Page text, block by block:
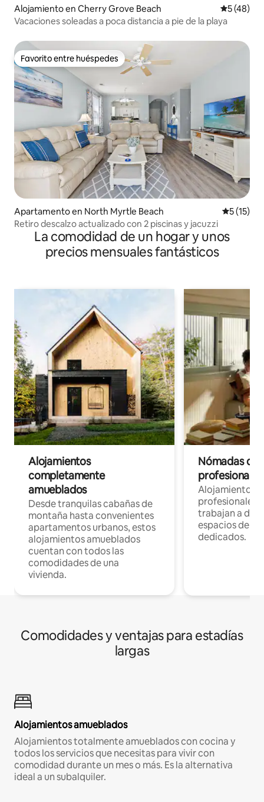
Alojamiento en Cherry Grove Beach
5 (48)
Vacaciones soleadas a poca distancia a pie de la playa
Favorito entre huéspedes
Favorito entre huéspedes
Apartamento en North Myrtle Beach
5 (15)
Retiro descalzo actualizado con 2 piscinas y jacuzzi
La comodidad de un hogar y unos
precios mensuales fantásticos
Alojamientos
completamente
amueblados
Desde tranquilas cabañas de
montaña hasta convenientes
apartamentos urbanos, estos
alojamientos amueblados
cuentan con todos las
comodidades de una
vivienda.
Nómadas
Alojamientos
profesionales
trabajan a
espacios de
dedicados.
Comodidades y ventajas para estadías
largas
Alojamientos amueblados
Alojamientos totalmente amueblados con cocina y
todos los servicios que necesitas para vivir con
comodidad durante un mes o más. Es la alternativa
ideal a un subalquiler.